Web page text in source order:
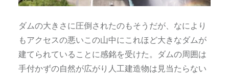
ダムの大きさに圧倒されたのもそうだが、なにより
もアクセスの悪いこの山中にこれほど大きなダムが
建てられていることに感銘を受けた。ダムの周囲は
手付かずの自然が広がり人工建造物は見当たらない